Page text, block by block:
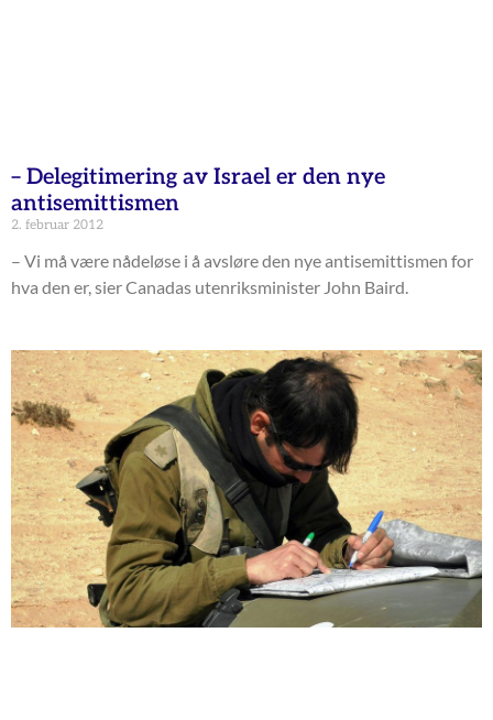
– Delegitimering av Israel er den nye
antisemittismen
2. februar 2012
– Vi må være nådeløse i å avsløre den nye antisemittismen for
hva den er, sier Canadas utenriksminister John Baird.